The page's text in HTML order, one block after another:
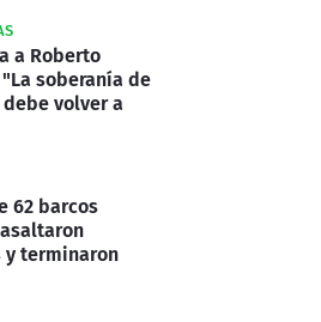
a Roberto
soberanía de
volver a
62 barcos
y terminaron